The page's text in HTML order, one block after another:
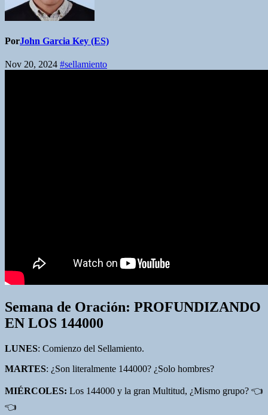
PorJohn Garcia Key (ES)
Nov 20, 2024 #sellamiento
Semana de Oración: PROFUNDIZANDO
EN LOS 144000
LUNES: Comienzo del Sellamiento.
MARTES: ¿Son literalmente 144000? ¿Solo hombres?
MIÉRCOLES: Los 144000 y la gran Multitud, ¿Mismo grupo? 👈
👈